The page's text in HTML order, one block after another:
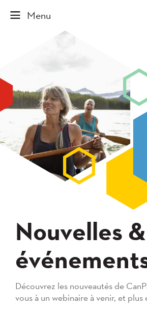
Nouvelles &
Découvrez les nouveautés de
vous à un webinaire à venir, et plus